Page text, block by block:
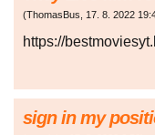
(ThomasBus, 17. 8. 2022
https://
sign in my